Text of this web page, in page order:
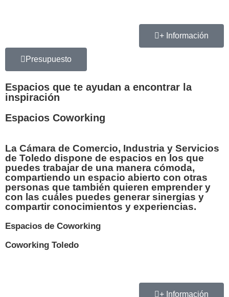
+ Información
Presupuesto
Espacios que te ayudan a encontrar la
inspiración
Espacios Coworking
La Cámara de Comercio, Industria y Servicios
de Toledo dispone de espacios en los que
puedes trabajar de una manera cómoda,
compartiendo un espacio abierto con otras
personas que también quieren emprender y
con las cuáles puedes generar sinergias y
compartir conocimientos y experiencias.
Espacios de Coworking
Coworking Toledo
+ Información